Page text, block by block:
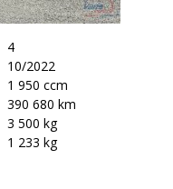
4
10/2022
1 950 ccm
390 680 km
3 500 kg
1 233 kg